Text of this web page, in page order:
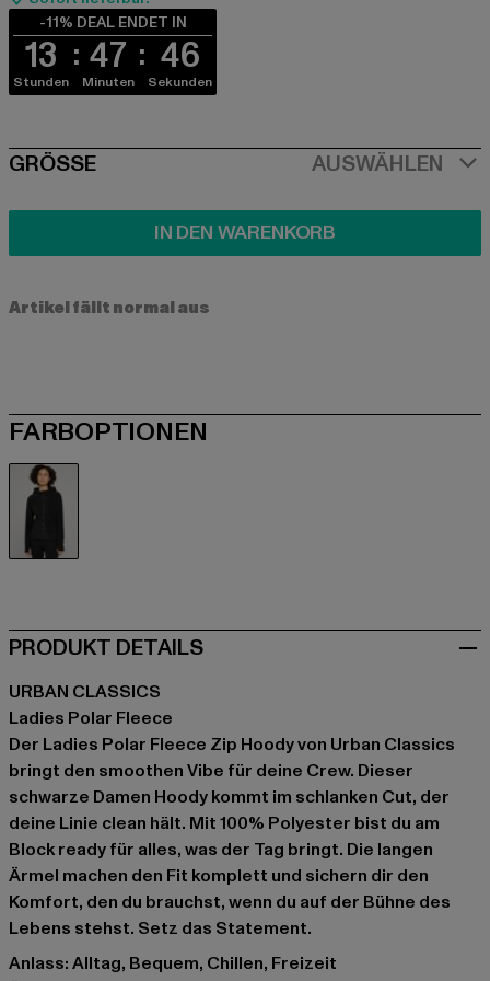
-11% DEAL ENDET IN
13
Stunden
47
Minuten
45
Sekunden
SIZE
GRÖSSE AUSWÄHLEN
IN DEN WARENKORB
Artikel fällt normal aus
FARBOPTIONEN
PRODUKT DETAILS
URBAN CLASSICS
Ladies Polar Fleece
Der Ladies Polar Fleece Zip Hoody von Urban Classics
bringt den smoothen Vibe für deine Crew. Dieser
schwarze Damen Hoody kommt im schlanken Cut, der
deine Linie clean hält. Mit 100% Polyester bist du am
Block ready für alles, was der Tag bringt. Die langen
Ärmel machen den Fit komplett und sichern dir den
Komfort, den du brauchst, wenn du auf der Bühne des
Lebens stehst. Setz das Statement.
Anlass: Alltag, Bequem, Chillen, Freizeit